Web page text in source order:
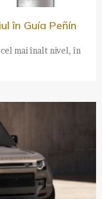
în Guía Peñín
mai înalt nivel, în